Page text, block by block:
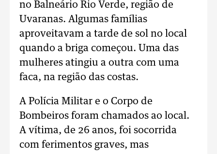
no Balneário Rio Verde, região de
Uvaranas. Algumas famílias
aproveitavam a tarde de sol no local
quando a briga começou. Uma das
mulheres atingiu a outra com uma
faca, na região das costas.
A Polícia Militar e o Corpo de
Bombeiros foram chamados ao local.
A vítima, de 26 anos, foi socorrida
com ferimentos graves, mas